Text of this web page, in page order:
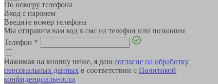
По номеру телефона
Вход с паролем
Введите номер телефона
Мы отправим вам код в смс на телефон или позвоним
Телефон *
Нажимая на кнопку ниже, я даю согласие на обработку
персональных данных в соответствии с Политикой
конфиденциальности